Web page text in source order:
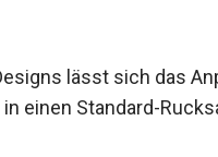
lässt sich das
einen Standard-